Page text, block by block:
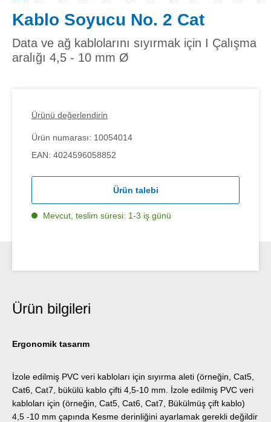
Kablo Soyucu No. 2 Cat
Data ve ağ kablolarını sıyırmak için I Çalışma
aralığı 4,5 - 10 mm Ø
Ürünü değerlendirin
Ürün numarası: 10054014
EAN: 4024596058852
Ürün talebi
Mevcut, teslim süresi: 1-3 iş günü
Ürün bilgileri
Ergonomik tasarım
İzole edilmiş PVC veri kabloları için sıyırma aleti (örneğin, Cat5,
Cat6, Cat7, bükülü kablo çifti 4,5-10 mm. İzole edilmiş PVC veri
kabloları için (örneğin, Cat5, Cat6, Cat7, Bükülmüş çift kablo)
4,5 -10 mm çapında Kesme derinliğini ayarlamak gerekli değildir